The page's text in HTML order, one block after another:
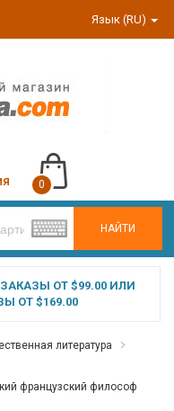
Язык (RU)
НАЙТИ
0
ОТ $99.00 ИЛИ
ОТ $169.00
литература
французский философ